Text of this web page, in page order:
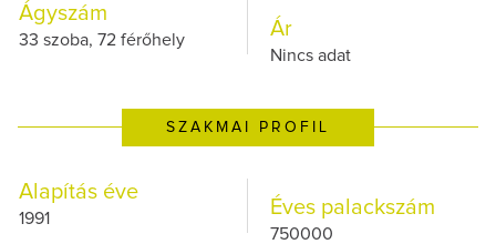
Ágyszám
33 szoba, 72 férőhely Ár
Nincs adat
SZAKMAI PROFIL
Alapítás éve
1991 Éves palackszám
750000